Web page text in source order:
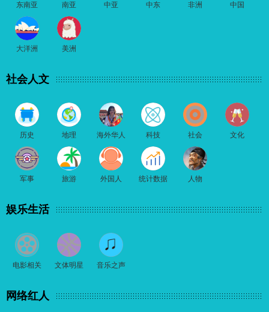
东南亚 南亚 中亚 中东 非洲 中国
大洋洲 美洲
社会人文
历史 地理 海外华人 科技 社会 文化
军事 旅游 外国人 统计数据 人物
娱乐生活
电影相关 文体明星 音乐之声
网络红人